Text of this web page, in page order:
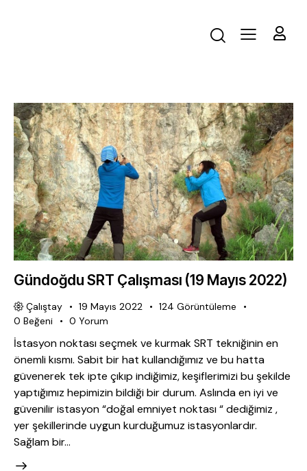
Gündoğdu SRT Çalışması (19 Mayıs 2022)
Çalıştay 19 Mayıs 2022 124 Görüntüleme
0 Beğeni 0 Yorum
İstasyon noktası seçmek ve kurmak SRT tekniğinin en
önemli kısmı. Sabit bir hat kullandığımız ve bu hatta
güvenerek tek ipte çıkıp indiğimiz, keşiflerimizi bu şekilde
yaptığımız hepimizin bildiği bir durum. Aslında en iyi ve
güvenilir istasyon “doğal emniyet noktası “ dediğimiz ,
yer şekillerinde uygun kurduğumuz istasyonlardır.
Sağlam bir…